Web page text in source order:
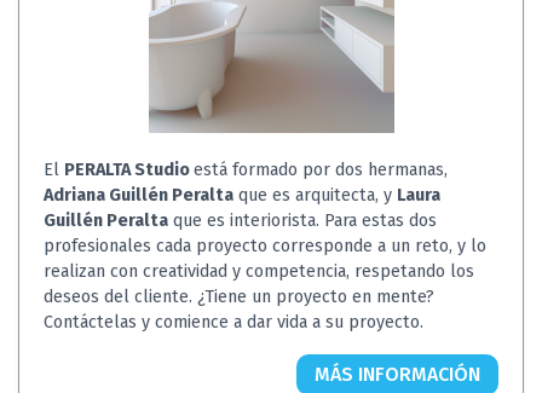
El PERALTA Studioestá formado por dos hermanas,
Adriana Guillén Peralta que es arquitecta, y Laura
Guillén Peralta que es interiorista. Para estas dos
profesionales cada proyecto corresponde a un reto, y lo
realizan con creatividad y competencia, respetando los
deseos del cliente. ¿Tiene un proyecto en mente?
Contáctelas y comience a dar vida a su proyecto.
MÁS INFORMACIÓN